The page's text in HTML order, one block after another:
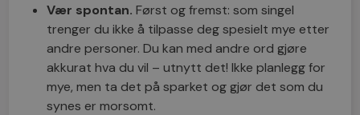
Vær spontan. Først og fremst: som singel
trenger du ikke å tilpasse deg spesielt mye etter
andre personer. Du kan med andre ord gjøre
akkurat hva du vil – utnytt det! Ikke planlegg for
mye, men ta det på sparket og gjør det som du
synes er morsomt.